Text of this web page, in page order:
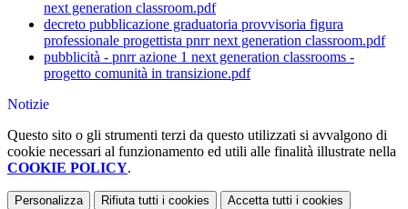
next generation classroom.pdf
decreto pubblicazione graduatoria provvisoria figura
professionale progettista pnrr next generation classroom.pdf
pubblicità - pnrr azione 1 next generation classrooms -
progetto comunità in transizione.pdf
Notizie
Questo sito o gli strumenti terzi da questo utilizzati si avvalgono di
cookie necessari al funzionamento ed utili alle finalità illustrate nella
COOKIE POLICY.
Personalizza Rifiuta tutti i cookies Accetta tutti i cookies